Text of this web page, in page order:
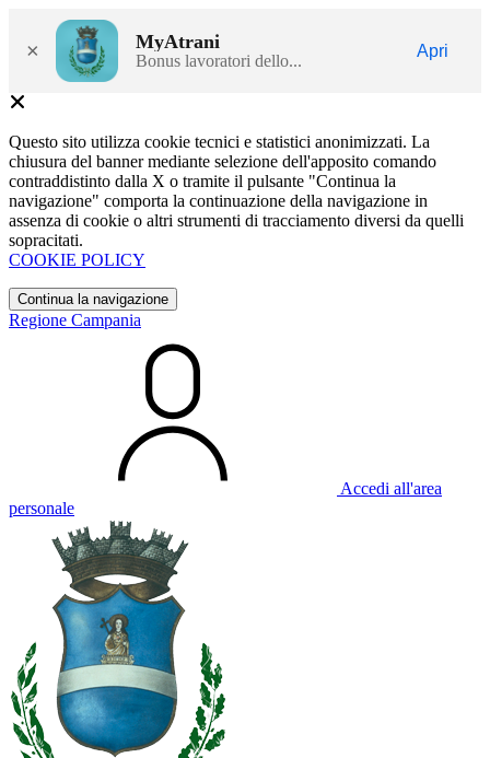
× MyAtrani
Bonus lavoratori dello...
Apri
Questo sito utilizza cookie tecnici e statistici anonimizzati. La
chiusura del banner mediante selezione dell'apposito comando
contraddistinto dalla X o tramite il pulsante "Continua la
navigazione" comporta la continuazione della navigazione in
assenza di cookie o altri strumenti di tracciamento diversi da quelli
sopracitati.
COOKIE POLICY
Continua la navigazione
Regione Campania
Accedi all'area
personale